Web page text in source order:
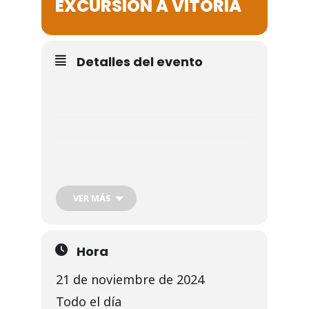
NoticiasEXCURSIÓN A VITORIA
Detalles del evento
VER MÁS
Hora
21 de noviembre de 2024
Todo el día